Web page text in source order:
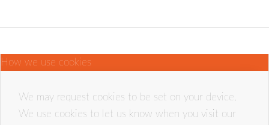
How we use cookies
We may request cookies to be set on your device.
We use cookies to let us know when you visit our